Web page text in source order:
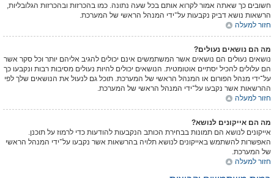
חשובים כך שאתה אמור לקרוא אותם בכל שעה נתונה. כמו בהכרזות ובהכרזות הגלובליות,
הרשאות נושא דביק נקבעות על־ידי המנהל הראשי של המערכת.
חזור למעלה
מה הם נושאים נעולים?
נושאים נעולים הם נושאים אשר המשתמשים אינם יכולים להגיב אליהם יותר וכל סקר אשר
הם עלולים להכיל יסתיים אוטומטית. הנושאים יכולים להיות נעולים מסיבות רבות ונקבעו כך
על־ידי מנהל הפורום או המנהל הראשי של המערכת. תוכל גם לנעול את הנושאים שלך לפי
ההרשאות אשר נקבעו על־ידי המנהל הראשי של המערכת.
חזור למעלה
מה הם אייקונים לנושא?
אייקונים לנושא הם תמונות בבחירת הכותב הנקבעות להודעות כדי לרמוז על תוכנן.
האפשרות להשתמש באייקונים לנושא תלויה בהרשאות אשר נקבעו על־ידי המנהל הראשי
של המערכת.
חזור למעלה